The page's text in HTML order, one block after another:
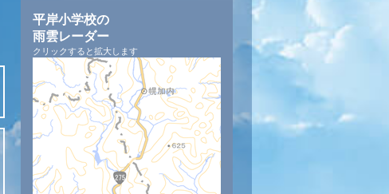
平岸小学校の
雨雲レーダー
クリックすると拡大します